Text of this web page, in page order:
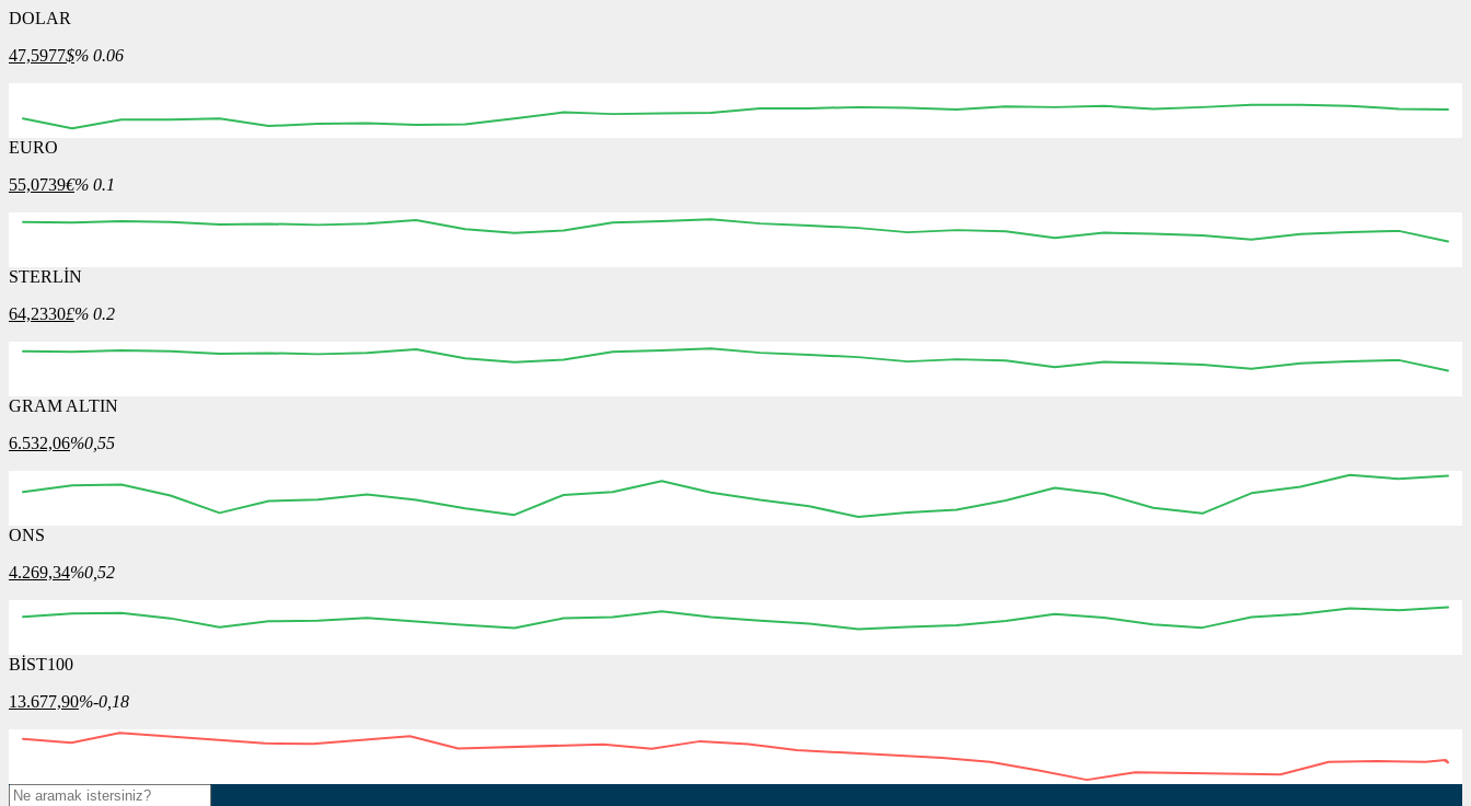
DOLAR
47,5977$% 0.06
EURO
55,0739€% 0.1
STERLİN
64,2330£% 0.2
GRAM ALTIN
6.532,06%0,55
ONS
4.269,34%0,52
BİST100
13.677,90%-0,18